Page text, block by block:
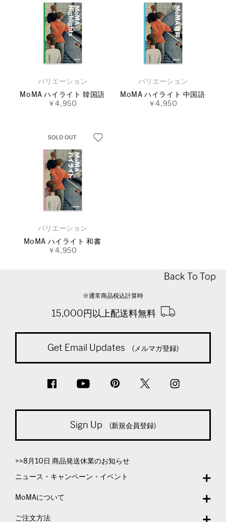
バリエーション
MoMA ハイライト 韓国語
￥4,950
バリエーション
MoMA ハイライト 中国語
￥4,950
バリエーション
MoMA ハイライト 和書
￥4,950
Back To Top
※通常商品税込計算時
15,000円以上配送料無料
Get Email Updates (メルマガ登録)
Sign Up (新規会員登録)
>>8月10日 商品発送休業のお知らせ
ニュース・キャンペーン・イベント
MoMAについて
ご注文方法